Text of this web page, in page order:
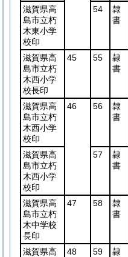
滋賀県高
島市立朽
木東小学
校印
54
隷
書
滋賀県高
島市立朽
木西小学
校長印
45 55
隷
書
滋賀県高
島市立朽
木西小学
校印
46 56
隷
書
滋賀県高
島市立朽
木西小学
校印
57
隷
書
滋賀県高
島市立朽
木中学校
長印
47 58
隷
書
滋賀県高
48 59
隷